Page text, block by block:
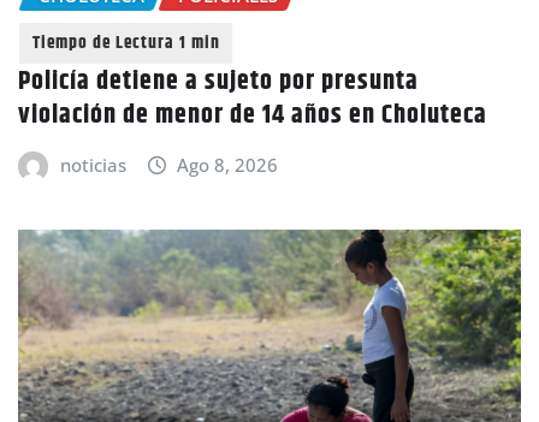
Policía detiene a sujeto por presunta
violación de menor de 14 años en Choluteca
noticias Ago 8, 2026